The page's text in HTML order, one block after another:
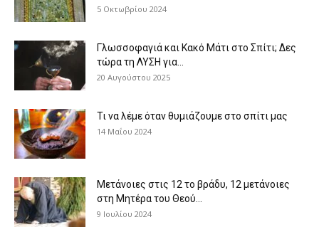
5 Οκτωβρίου 2024
Γλωσσοφαγιά και Κακό Μάτι στο Σπίτι; Δες
τώρα τη ΛΥΣΗ για...
20 Αυγούστου 2025
Τι να λέμε όταν θυμιάζουμε στο σπίτι μας
14 Μαΐου 2024
Μετάνοιες στις 12 το βράδυ, 12 μετάνοιες
στη Μητέρα του Θεού...
9 Ιουλίου 2024